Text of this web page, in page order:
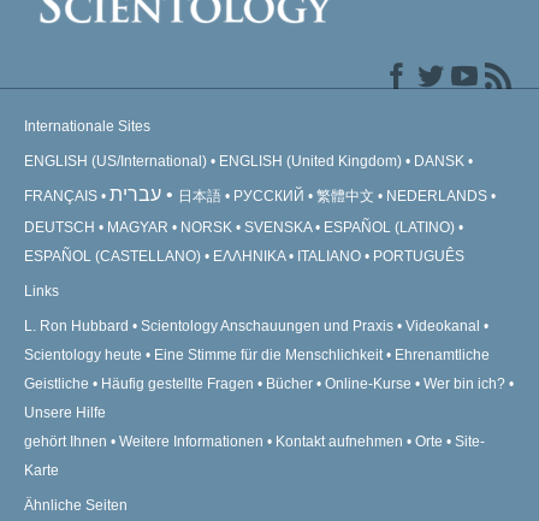
Internationale Sites
ENGLISH (US/International) ENGLISH (United Kingdom) DANSK
FRANÇAIS עברית 日本語 РУССКИЙ 繁體中文
NEDERLANDS
DEUTSCH
MAGYAR NORSK SVENSKA
ESPAÑOL (LATINO)
ESPAÑOL (CASTELLANO)
ΕΛΛΗΝΙΚA ITALIANO PORTUGUÊS
Links
L. Ron Hubbard Scientology Anschauungen und Praxis
Videokanal
Scientology heute
Eine Stimme für die Menschlichkeit
Ehrenamtliche
Geistliche
Häufig gestellte Fragen Bücher Online-Kurse
Wer bin ich?
Unsere Hilfe
gehört Ihnen
Weitere Informationen Kontakt aufnehmen Orte
Site-
Karte
Ähnliche Seiten